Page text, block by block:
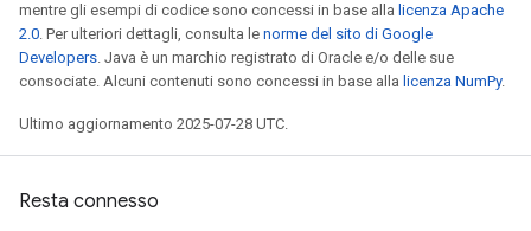
mentre gli esempi di codice sono concessi in base alla licenza Apache
2.0. Per ulteriori dettagli, consulta le norme del sito di Google
Developers. Java è un marchio registrato di Oracle e/o delle sue
consociate. Alcuni contenuti sono concessi in base alla licenza NumPy.
Ultimo aggiornamento 2025-07-28 UTC.
Resta connesso